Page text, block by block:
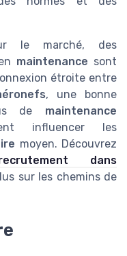
le marché, des
maintenance sont
étroite entre
, une bonne
de maintenance
influencer les
moyen. Découvrez
dans
sur les chemins de